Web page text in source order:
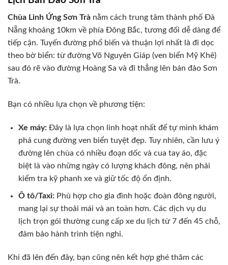
Chùa Linh Ứng Sơn Trà nằm cách trung tâm thành phố Đà
Nẵng khoảng 10km về phía Đông Bắc, tương đối dễ dàng để
tiếp cận. Tuyến đường phổ biến và thuận lợi nhất là đi dọc
theo bờ biển: từ đường Võ Nguyên Giáp (ven biển Mỹ Khê)
sau đó rẽ vào đường Hoàng Sa và đi thẳng lên bán đảo Sơn
Trà.
Bạn có nhiều lựa chọn về phương tiện:
Xe máy:Đây là lựa chọn linh hoạt nhất để tự mình khám
phá cung đường ven biển tuyệt đẹp. Tuy nhiên, cần lưu ý
đường lên chùa có nhiều đoạn dốc và cua tay áo, đặc
biệt là vào những ngày có lượng khách đông, nên phải
kiểm tra kỹ phanh xe và giữ tốc độ ổn định.
Ô tô/Taxi:Phù hợp cho gia đình hoặc đoàn đông người,
mang lại sự thoải mái và an toàn hơn. Các dịch vụ du
lịch trọn gói thường cung cấp xe du lịch từ 7 đến 45 chỗ,
đảm bảo hành trình tiện nghi.
Khi đã lên đến đây, bạn cũng nên kết hợp ghé thăm các